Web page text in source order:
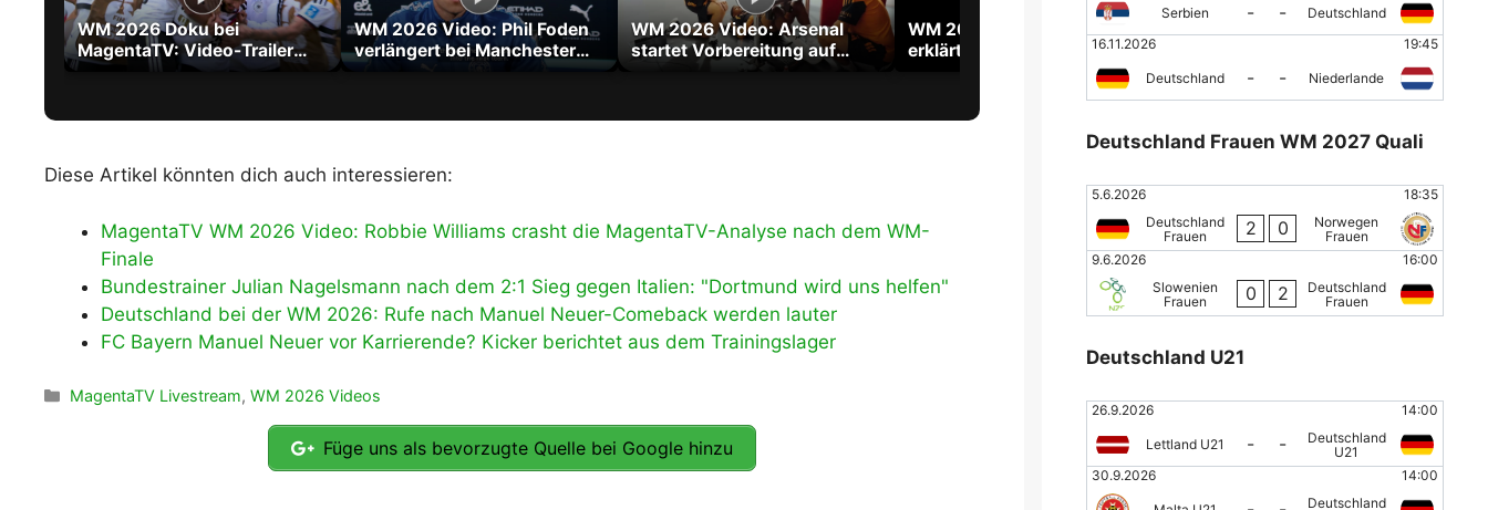
WM 2026 Doku bei
MagentaTV: Video-Trailer
zum Film über die größte WM
WM 2026 Video: Phil Foden
verlängert bei Manchester
City bis 2030
WM 2026 Video: Arsenal
startet Vorbereitung auf
Titelverteidigung in der
WM 2026 Video: Robertson
erklärt Wahl der Nummer 3:
Tribut an Klub-Legende King
WM 2026 Video: Liverpool
die Kulissen der Vorbereitung
Diese Artikel könnten dich auch interessieren:
MagentaTV WM 2026 Video: Robbie Williams crasht die MagentaTV-Analyse nach dem WM-
Finale
Bundestrainer Julian Nagelsmann nach dem 2:1 Sieg gegen Italien: "Dortmund wird uns helfen"
Deutschland bei der WM 2026: Rufe nach Manuel Neuer-Comeback werden lauter
FC Bayern Manuel Neuer vor Karrierende? Kicker berichtet aus dem Trainingslager
Kategorien
MagentaTV Livestream,WM 2026 Videos
Füge uns als bevorzugte Quelle bei Google hinzu
Serbien - -
Deutschland
16.11.2026
19:45
Deutschland - - Niederlande
Deutschland Frauen WM 2027 Quali
5.6.2026
18:35
Deutschland
Frauen
2 0
Norwegen
Frauen
9.6.2026
16:00
Slowenien
Frauen
0 2
Deutschland
Frauen
Deutschland U21
26.9.2026 14:00
Lettland U21 - -
Deutschland
U21
30.9.2026
14:00
Deutschland